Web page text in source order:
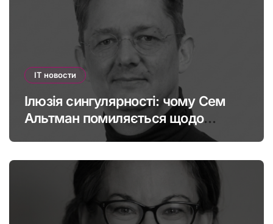
IT новости
Ілюзія сингулярності: чому Сем
Альтман помиляється щодо
штучного інтелекту